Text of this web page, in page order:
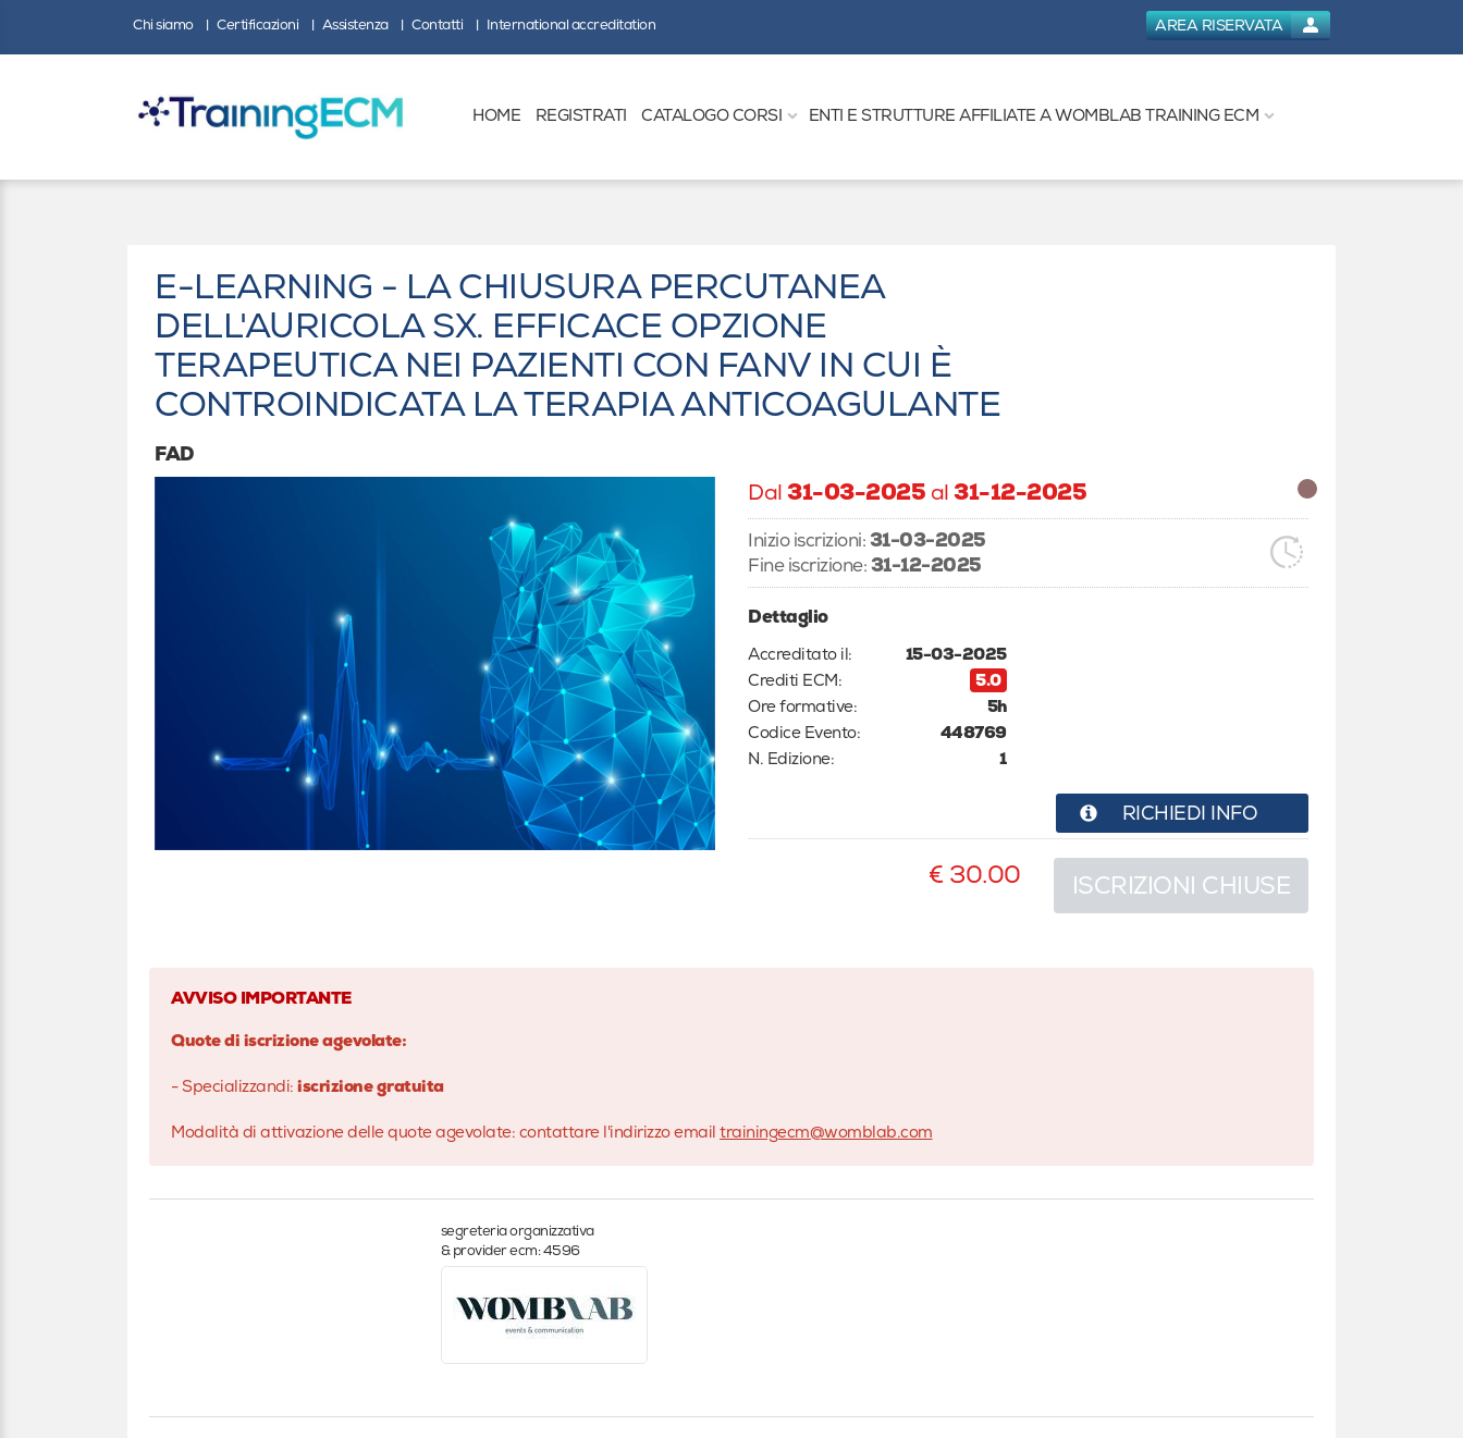
Chi siamo Certificazioni Assistenza Contatti International accreditation AREA RISERVATA
HOME REGISTRATI CATALOGO CORSI ENTI E STRUTTURE AFFILIATE A WOMBLAB TRAINING ECM
E-LEARNING - LA CHIUSURA PERCUTANEA
DELL'AURICOLA SX. EFFICACE OPZIONE
TERAPEUTICA NEI PAZIENTI CON FANV IN CUI È
CONTROINDICATA LA TERAPIA ANTICOAGULANTE
FAD
Dal31-03-2025 al31-12-2025
Inizio iscrizioni: 31-03-2025
Fine iscrizione: 31-12-2025
Dettaglio
Accreditato il:
15-03-2025
Crediti ECM:
5.0
Ore formative:
5h
Codice Evento:
448769
N. Edizione:
1
RICHIEDI INFO
ISCRIZIONI CHIUSE
€ 30.00
AVVISO IMPORTANTE
Quote di iscrizione agevolate:
- Specializzandi: iscrizione gratuita
Modalità di attivazione delle quote agevolate: contattare l'indirizzo email trainingecm@womblab.com
segreteria organizzativa
& provider ecm: 4596